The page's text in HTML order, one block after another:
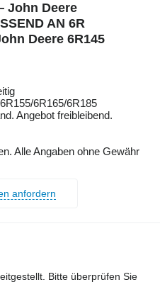
John Deere
AN 6R
Deere 6R145
6R165/6R185
Angebot freibleibend.
Alle Angaben ohne Gewähr
anfordern
Bitte überprüfen Sie